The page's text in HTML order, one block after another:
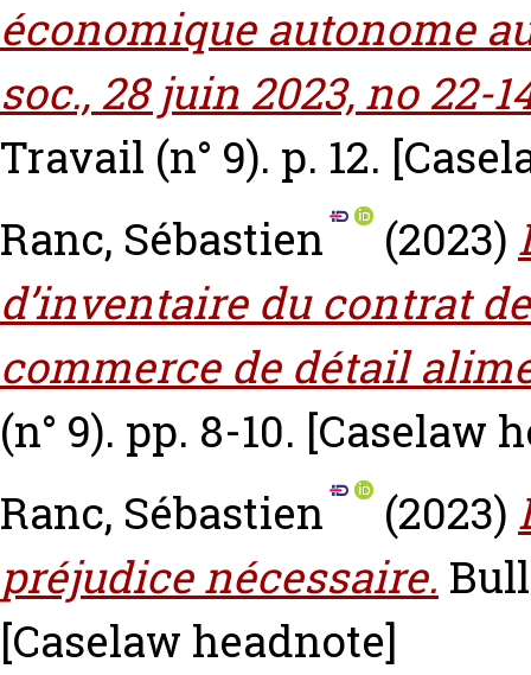
économique autonome
soc., 28 juin 2023, no 22-
Travail (n° 9). p. 12.
Ranc, Sébastien
(2023)
d’inventaire du contrat
commerce de détail
(n° 9). pp. 8-10. [Caselaw
Ranc, Sébastien
(2023)
préjudice nécessaire.
[Caselaw headnote]